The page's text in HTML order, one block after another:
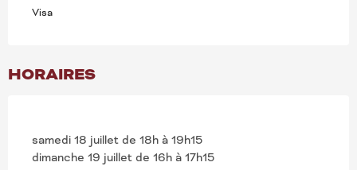
Visa
HORAIRES
samedi 18 juillet de 18h à 19h15
dimanche 19 juillet de 16h à 17h15